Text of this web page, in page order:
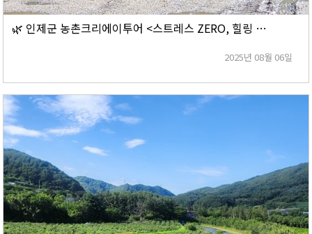
🌿 인제군 농촌크리에이투어 <스트레스 ZERO, 힐링 100%> 상품후기
2025년 08월 06일